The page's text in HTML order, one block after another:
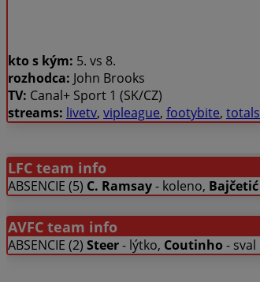
kto s kým: 5. vs 8.
rozhodca: John Brooks
TV: Canal+ Sport 1 (SK/CZ)
streams: livetv, vipleague, footybite,
LFC team info
ABSENCIE (5) C. Ramsay- koleno, Bajčetić
AVFC team info
ABSENCIE (2) Steer- lýtko, Coutinho - sval